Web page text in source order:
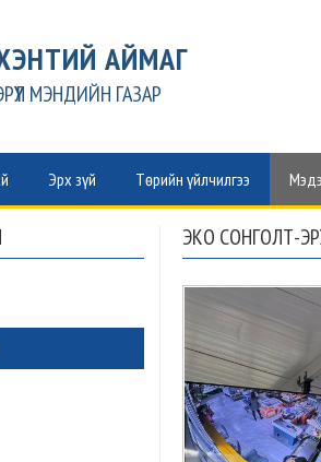
АЙМАГ
МЭНДИЙН ГАЗАР
Эрх зүй Төрийн үйлчилгээ
ЭКО СОНГОЛТ-